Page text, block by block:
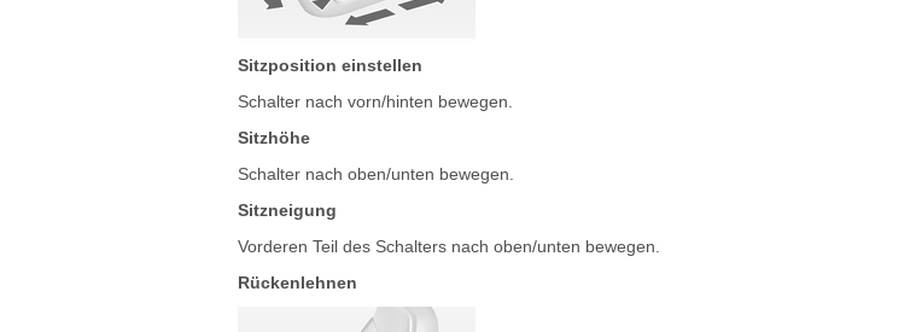
Sitzposition einstellen
Schalter nach vorn/hinten bewegen.
Sitzhöhe
Schalter nach oben/unten bewegen.
Sitzneigung
Vorderen Teil des Schalters nach oben/unten bewegen.
Rückenlehnen